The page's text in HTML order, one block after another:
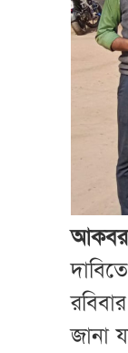
জানা